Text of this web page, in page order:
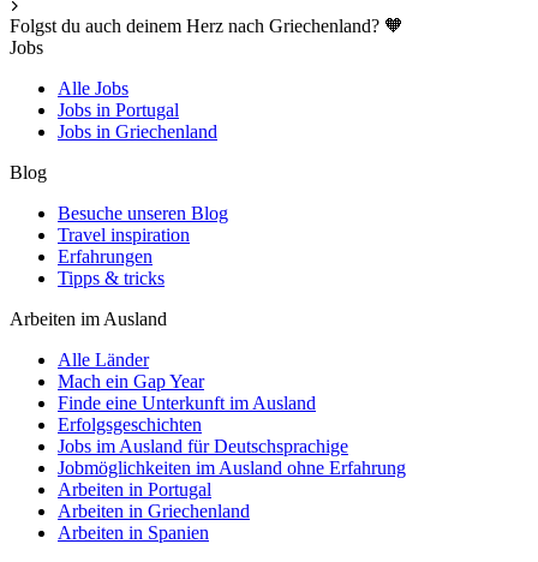
Folgst du auch deinem Herz nach Griechenland? 🧡
Jobs
Alle Jobs
Jobs in Portugal
Jobs in Griechenland
Blog
Besuche unseren Blog
Travel inspiration
Erfahrungen
Tipps & tricks
Arbeiten im Ausland
Alle Länder
Mach ein Gap Year
Finde eine Unterkunft im Ausland
Erfolgsgeschichten
Jobs im Ausland für Deutschsprachige
Jobmöglichkeiten im Ausland ohne Erfahrung
Arbeiten in Portugal
Arbeiten in Griechenland
Arbeiten in Spanien